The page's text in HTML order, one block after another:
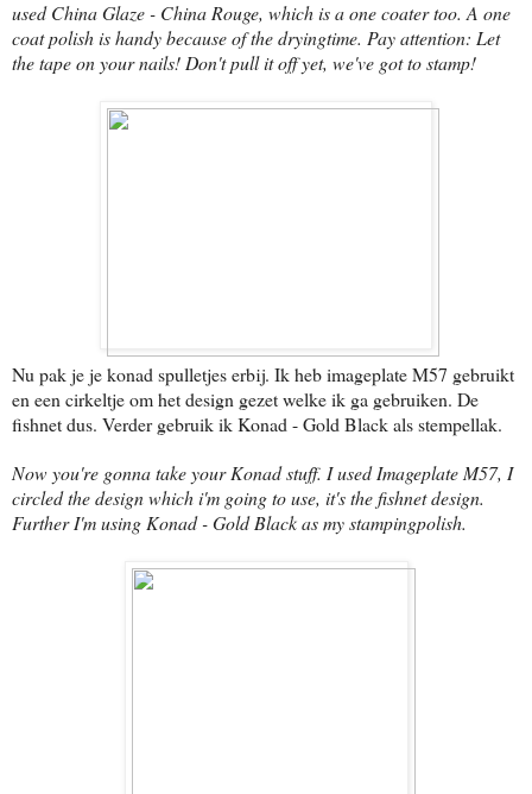
used China Glaze - China Rouge, which is a one coater too. A one
coat polish is handy because of the dryingtime. Pay attention: Let
the tape on your nails! Don't pull it off yet, we've got to stamp!
Nu pak je je konad spulletjes erbij. Ik heb imageplate M57 gebruikt
en een cirkeltje om het design gezet welke ik ga gebruiken. De
fishnet dus. Verder gebruik ik Konad - Gold Black als stempellak.
Now you're gonna take your Konad stuff. I used Imageplate M57, I
circled the design which i'm going to use, it's the fishnet design.
Further I'm using Konad - Gold Black as my stampingpolish.